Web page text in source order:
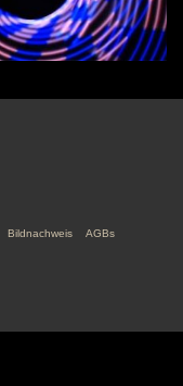
Bildnachweis AGBs